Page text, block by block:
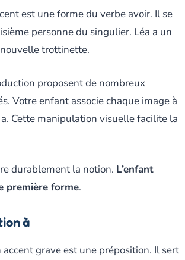
est une forme du verbe avoir. Il se
personne du singulier. Léa a un
trottinette.
proposent de nombreux
Votre enfant associe chaque image à
Cette manipulation visuelle facilite la
durablement la notion. L’enfant
première forme.
à
accent grave est une préposition. Il sert